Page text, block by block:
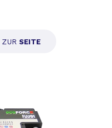
SEITE